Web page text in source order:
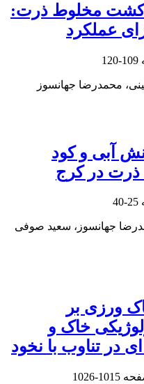
کشت مخلوط ذرت:
عملکرد
109-120
محمدرضا جهانسوز
آبی و کود
ذرت در کرج
25-40
جهانسوز، سعید صوفی
ورزی بر
خاک و
در تناوب با نخود
1015-1026